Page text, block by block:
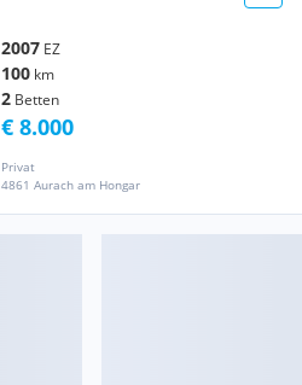
2007 EZ
100 km
2 Betten
Privat
4861 Aurach am Hongar
€ 8.000